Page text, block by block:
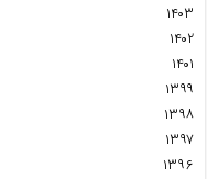
۱۴۰۳
۱۴۰۲
۱۴۰۱
۱۳۹۹
۱۳۹۸
۱۳۹۷
۱۳۹۶